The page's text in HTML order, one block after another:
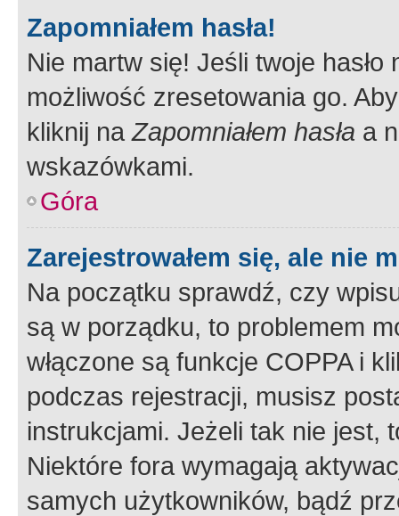
Zapomniałem hasła!
Nie martw się! Jeśli twoje
możliwość zresetowania go.
kliknij naZapomniałem hasła a
wskazówkami.
Góra
Zarejestrowałem się, ale nie
Na początku sprawdź, czy
są w porządku, to problemem
włączone są funkcje COPPA i
podczas rejestracji, musisz
instrukcjami. Jeżeli tak nie jest,
Niektóre fora wymagają
samych użytkowników, bądź